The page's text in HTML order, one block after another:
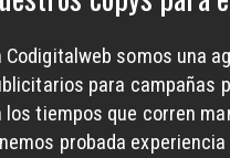
Codigitalweb somos una
para campañas
los tiempos que corren
probada